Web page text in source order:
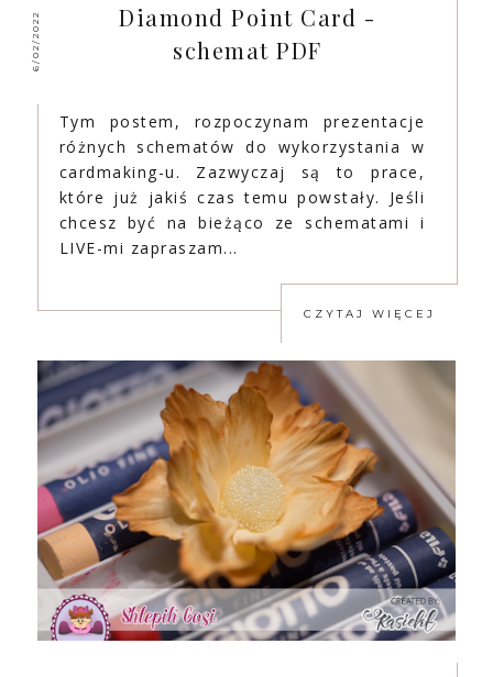
6/02/2022
Diamond Point Card -
schemat PDF
Tym postem, rozpoczynam prezentacje
różnych schematów do wykorzystania w
cardmaking-u. Zazwyczaj są to prace,
które już jakiś czas temu powstały. Jeśli
chcesz być na bieżąco ze schematami i
LIVE-mi zapraszam...
CZYTAJ WIĘCEJ